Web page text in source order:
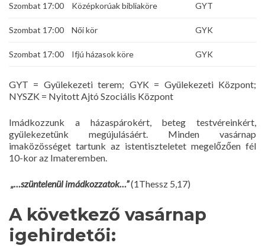
Szombat 17:00 Középkorúak bibliaköre GYT
Szombat 17:00 Női kör GYK
Szombat 17:00 Ifjú házasok köre GYK
GYT = Gyülekezeti terem; GYK = Gyülekezeti Központ;
NYSZK = Nyitott Ajtó Szociális Központ
Imádkozzunk a házaspárokért, beteg testvéreinkért,
gyülekezetünk megújulásáért. Minden vasárnap
imaközösséget tartunk az istentiszteletet megelőzően fél
10-kor az Imateremben.
„…szüntelenül imádkozzatok…”(1Thessz 5,17)
A következő vasárnap
igehirdetői: